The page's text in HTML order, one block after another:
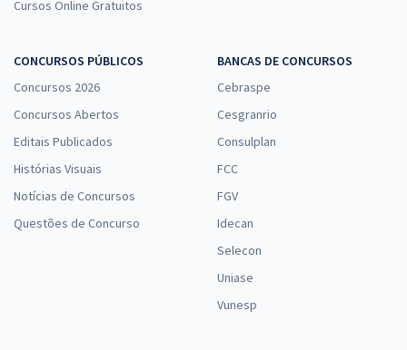
Cursos Online Gratuitos
CONCURSOS PÚBLICOS
Concursos 2026
Concursos Abertos
Editais Publicados
Histórias Visuais
Notícias de Concursos
Questões de Concurso
BANCAS DE CONCURSOS
Cebraspe
Cesgranrio
Consulplan
FCC
FGV
Idecan
Selecon
Uniase
Vunesp